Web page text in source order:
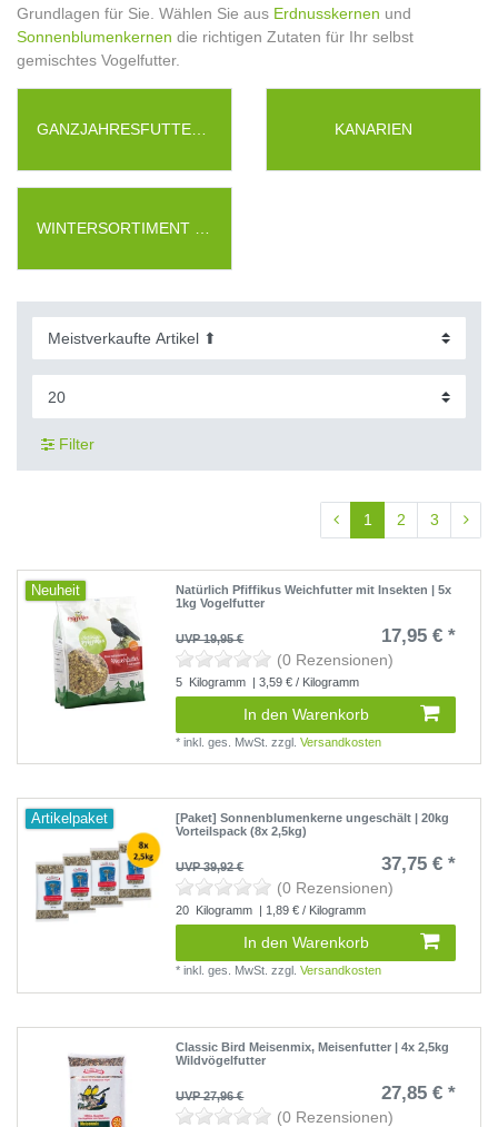
Grundlagen für Sie. Wählen Sie aus Erdnusskernen und
Sonnenblumenkernen die richtigen Zutaten für Ihr selbst
gemischtes Vogelfutter.
KANARIEN
Filter
1 2 3
Neuheit
Natürlich Pfiffikus Weichfutter mit Insekten | 5x
1kg Vogelfutter
UVP 19,95 € 17,95 € *
(0 Rezensionen)
5 Kilogramm | 3,59 € / Kilogramm
In den Warenkorb
*inkl. ges. MwSt. zzgl.Versandkosten
Artikelpaket
[Paket] Sonnenblumenkerne ungeschält | 20kg
Vorteilspack (8x 2,5kg)
UVP 39,92 € 37,75 € *
(0 Rezensionen)
20 Kilogramm | 1,89 € / Kilogramm
In den Warenkorb
*inkl. ges. MwSt. zzgl.Versandkosten
Classic Bird Meisenmix, Meisenfutter | 4x 2,5kg
Wildvögelfutter
UVP 27,96 € 27,85 € *
(0 Rezensionen)